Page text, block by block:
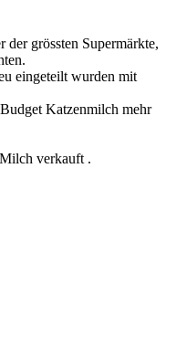
grössten Supermärkte,
eingeteilt wurden mit
Katzenmilch mehr
verkauft .